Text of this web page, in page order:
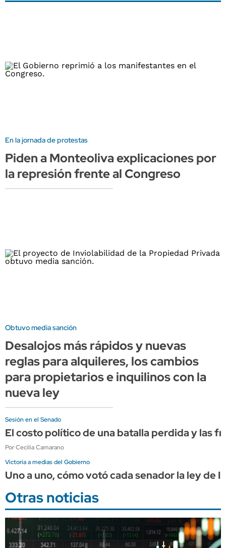
En la jornada de protestas
Piden a Monteoliva explicaciones por
la represión frente al Congreso
Obtuvo media sanción
Desalojos más rápidos y nuevas
reglas para alquileres, los cambios
para propietarios e inquilinos con la
nueva ley
Sesión en el Senado
El costo político de una batalla perdida y las
Por Cecilia Camarano
Victoria a medias del Gobierno
Uno a uno, cómo votó cada senador la ley de
Otras noticias